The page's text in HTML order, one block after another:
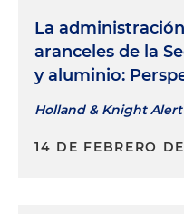
La
aranceles de la
y aluminio:
Holland & Knight Alert
14 DE FEBRERO